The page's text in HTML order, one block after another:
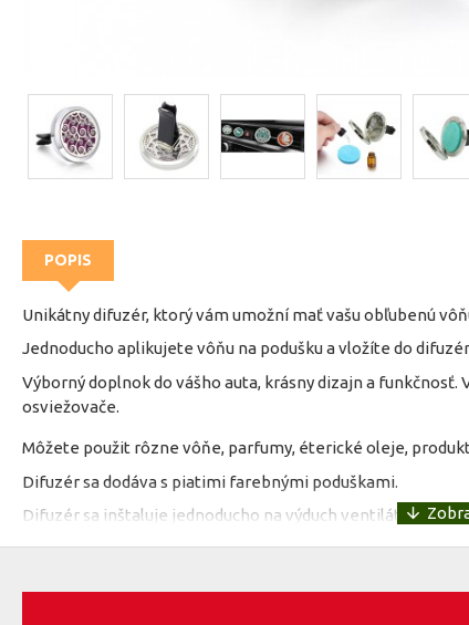
POPIS
Unikátny difuzér, ktorý vám umožní mať vašu obľubenú
Jednoducho aplikujete vôňu na podušku a vložíte do
Výborný doplnok do vášho auta, krásny dizajn a
osviežovače.
Môžete použit rôzne vôňe, parfumy, éterické oleje,
Difuzér sa dodáva s piatimi farebnými poduškami.
Difuzér sa inštaluje jednoducho na výduch ventilátora.
Materiál: nerezová oceľ